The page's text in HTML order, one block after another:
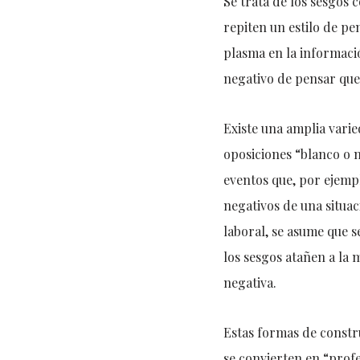
repiten un estilo de
plasma en la
negativo de pensar
Existe una amplia
oposiciones “blanco o
eventos que, por
negativos de una
laboral, se asume que
los sesgos atañen a
negativa.
Estas formas de